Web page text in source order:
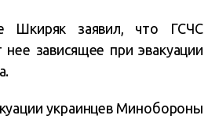
Шкиряк заявил, что ГСЧС
зависящее при эвакуации
украинцев Минобороны